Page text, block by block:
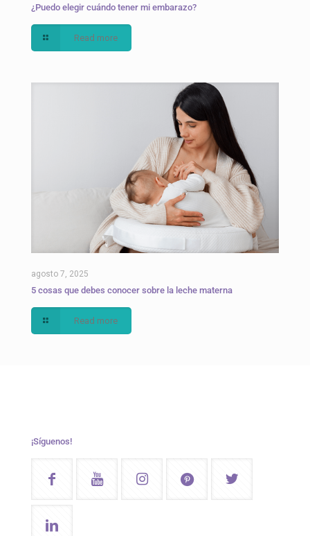
¿Puedo elegir cuándo tener mi embarazo?
Read more
agosto 7, 2025
5 cosas que debes conocer sobre la leche materna
Read more
¡Síguenos!